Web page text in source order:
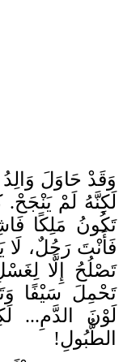
وَقَدْ حَاوَلَ وَالِدُ
لَكِنَّهُ لَمْ
تَكُونُ مَلِكًا
فَأَنْتَ رَجُلٌ، لَا
تَصْلُحُ إِلَّا
تَحْمِلَ سَيْفًا
لَوْنَ الدَّمِ...
الطُّبُولِ!